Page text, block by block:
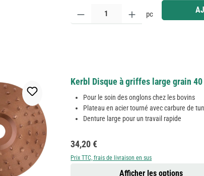
Quantité de produit : Entrez la quantité
pc
Kerbl Disque à griffes large grain
Pour le soin des onglons chez les bovins
Plateau en acier tourné avec carbure de
Denture large pour un travail rapide
Prix régulier :
34,20 €
Prix TTC, frais de livraison en sus
Afficher les options